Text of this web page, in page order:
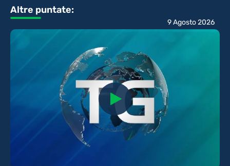
Altre puntate:
9 Agosto 2026